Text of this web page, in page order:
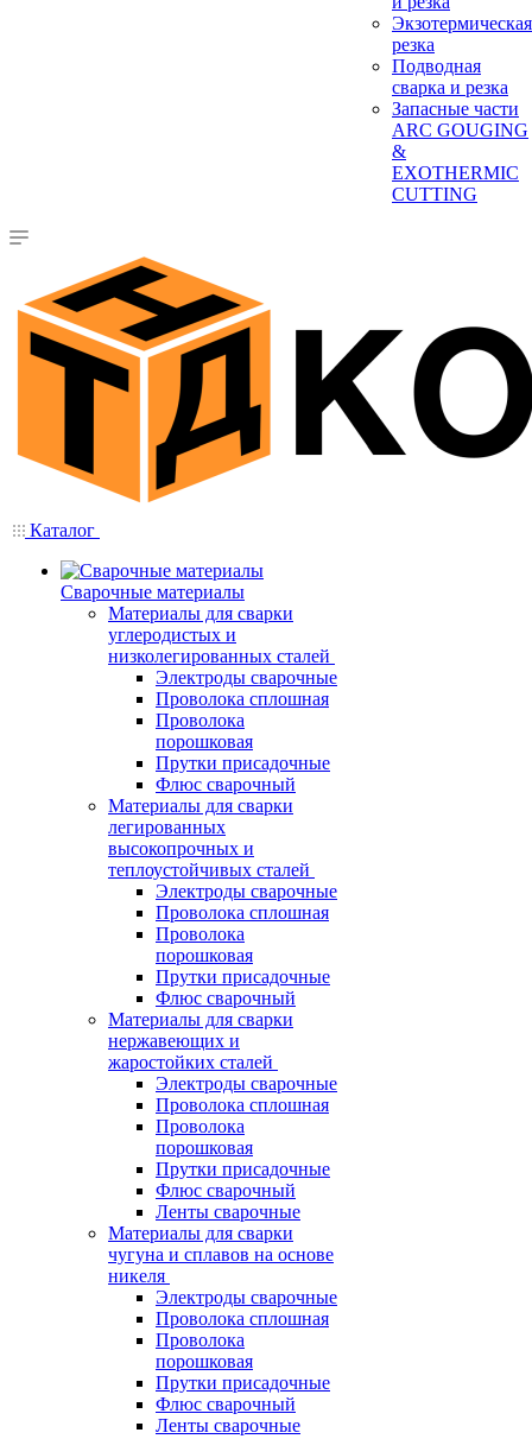
Экзотермическая
резка
Подводная
сварка и резка
Запасные части
ARC GOUGING
&
EXOTHERMIC
CUTTING
Каталог
Сварочные материалы
Материалы для сварки
углеродистых и
низколегированных сталей
Электроды сварочные
Проволока сплошная
Проволока
порошковая
Прутки присадочные
Флюс сварочный
Материалы для сварки
легированных
высокопрочных и
теплоустойчивых сталей
Электроды сварочные
Проволока сплошная
Проволока
порошковая
Прутки присадочные
Флюс сварочный
Материалы для сварки
нержавеющих и
жаростойких сталей
Электроды сварочные
Проволока сплошная
Проволока
порошковая
Прутки присадочные
Флюс сварочный
Ленты сварочные
Материалы для сварки
чугуна и сплавов на основе
никеля
Электроды сварочные
Проволока сплошная
Проволока
порошковая
Прутки присадочные
Флюс сварочный
Ленты сварочные